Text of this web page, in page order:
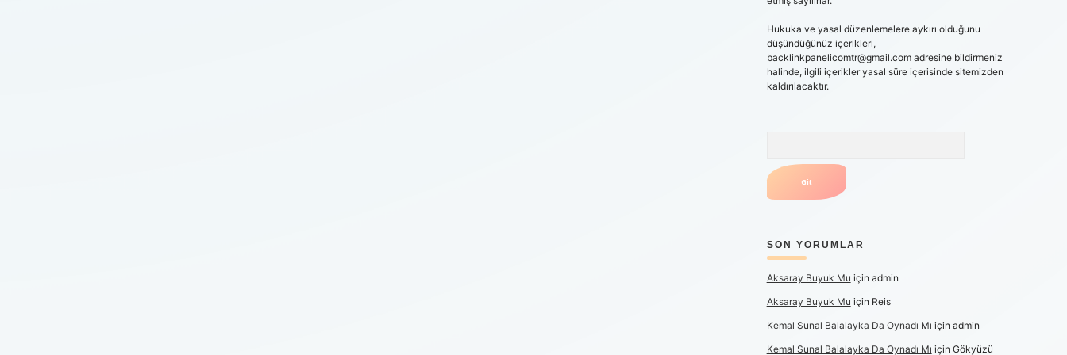
Hukuka ve yasal düzenlemelere aykırı olduğunu
düşündüğünüz içerikleri,
backlinkpanelicomtr@gmail.comadresine bildirmeniz
halinde, ilgili içerikler yasal süre içerisinde sitemizden
kaldırılacaktır.
SON YORUMLAR
Aksaray Buyuk Mu için admin
Aksaray Buyuk Mu için Reis
Kemal Sunal Balalayka Da Oynadı Mı için admin
Kemal Sunal Balalayka Da Oynadı Mı için Gökyüzü